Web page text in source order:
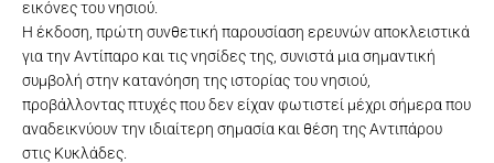
εικόνες του νησιού.
Η έκδοση, πρώτη συνθετική παρουσίαση ερευνών αποκλειστικά
για την Αντίπαρο και τις νησίδες της, συνιστά μια σημαντική
συμβολή στην κατανόηση της ιστορίας του νησιού,
προβάλλοντας πτυχές που δεν είχαν φωτιστεί μέχρι σήμερα που
αναδεικνύουν την ιδιαίτερη σημασία και θέση της Αντιπάρου
στις Κυκλάδες.